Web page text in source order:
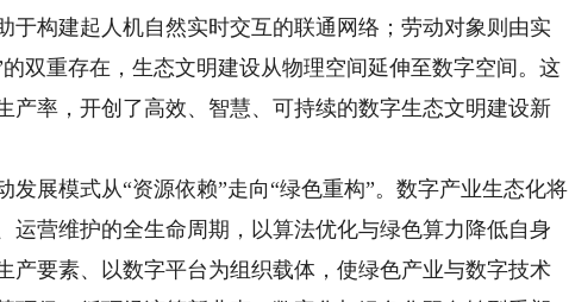
于构建起人机自然实时交互的联通网络；劳动对象则由实
双重存在，生态文明建设从物理空间延伸至数字空间。这
产率，开创了高效、智慧、可持续的数字生态文明建设新
展模式从“资源依赖”走向“绿色重构”。数字产业生态化将
运营维护的全生命周期，以算法优化与绿色算力降低自身
产要素、以数字平台为组织载体，使绿色产业与数字技术